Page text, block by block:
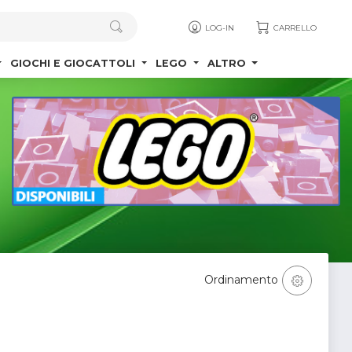
LOG-IN CARRELLO
GIOCHI E GIOCATTOLI LEGO ALTRO
Ordinamento